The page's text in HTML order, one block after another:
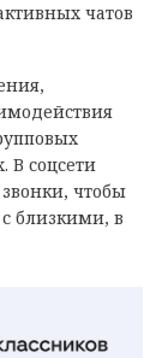
чатов
В соцсети
чтобы
с близкими, в